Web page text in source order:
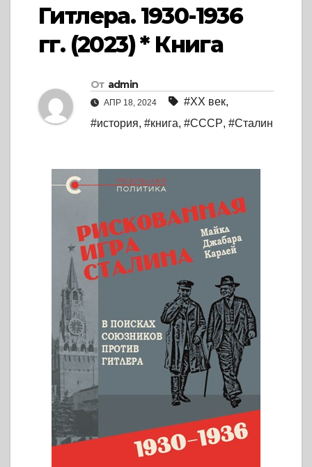
Гитлера. 1930-1936
гг. (2023) * Книга
От admin
АПР 18, 2024 #XX век,
#история, #книга, #СССР, #Сталин